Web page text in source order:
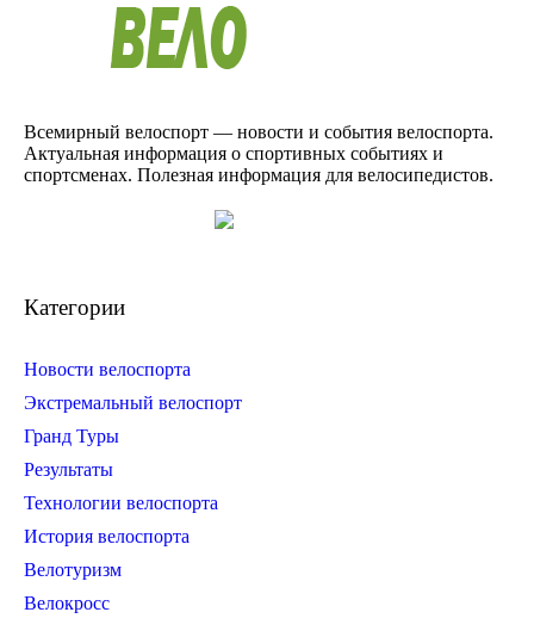
Всемирный велоспорт — новости и события велоспорта.
Актуальная информация о спортивных событиях и
спортсменах. Полезная информация для велосипедистов.
Категории
Новости велоспорта
Экстремальный велоспорт
Гранд Туры
Результаты
Технологии велоспорта
История велоспорта
Велотуризм
Велокросс